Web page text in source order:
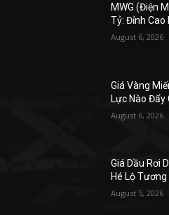
MWG (Điện
Tỷ: Đỉnh Cao
August 6, 2026
Giá Vàng
Lực Nào Đẩy
August 6, 2026
Giá Dầu Rơi
Hé Lộ
August 5, 2026